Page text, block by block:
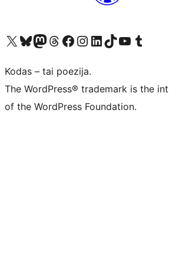
Visit our X (formerly Twitter) account
Apsilankykite mūsų Bluesky paskyroje
Visit our Mastodon account
Apsilankykite mūsų Threads paskyroje
Visit our Facebook page
Visit our Instagram account
Visit our LinkedIn account
Apsilankykite mūsų TikTok paskyroje
Visit our YouTube channel
Apsilankykite mūsų
Kodas – tai poezija.
The WordPress® trademark is the
of the WordPress Foundation.